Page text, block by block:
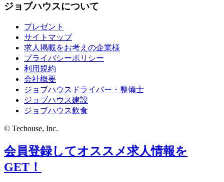
ジョブハウスについて
プレゼント
サイトマップ
求人掲載をお考えの企業様
プライバシーポリシー
利用規約
会社概要
ジョブハウスドライバー・整備士
ジョブハウス建設
ジョブハウス飲食
© Techouse, Inc.
会員登録してオススメ求人情報を
GET！